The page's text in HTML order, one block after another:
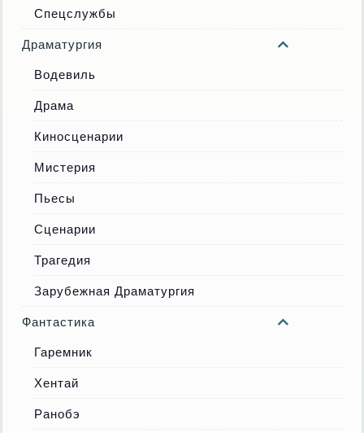
Спецслужбы
Драматургия
Водевиль
Драма
Киносценарии
Мистерия
Пьесы
Сценарии
Трагедия
Зарубежная Драматургия
Фантастика
Гаремник
Хентай
Ранобэ